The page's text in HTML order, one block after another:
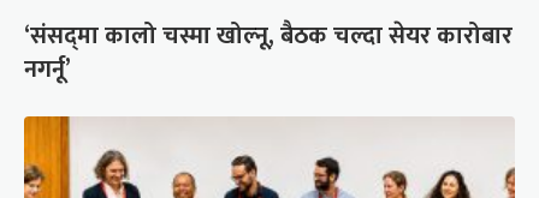
‘संसद्‍मा कालो चस्मा खोल्नू, बैठक चल्दा सेयर कारोबार
नगर्नू’